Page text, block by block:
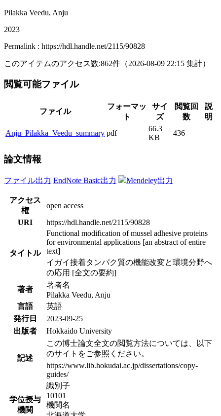
Pilakka Veedu, Anju
2023
Permalink : https://hdl.handle.net/2115/90828
このアイテムのアクセス数:862件 （2026-08-09 22:15 集計）
閲覧可能ファイル
ファイル
フォーマッ
ト
サイ
ズ
閲覧回
数
説
明
Anju_Pilakka_Veedu_summary pdf
66.3
KB
436
論文情報
ファイル出力 EndNote Basic出力 Mendeley出力
アクセス
権
open access
URI
https://hdl.handle.net/2115/90828
タイトル
Functional modification of mussel adhesive proteins
for environmental applications [an abstract of entire
text]
イガイ接着タンパク質の機能改変と環境分野へ
の応用 [全文の要約]
著者
著者名
Pilakka Veedu, Anju
言語
英語
発行日
2023-09-25
出版者
Hokkaido University
記述
この博士論文全文の閲覧方法については、以下
のサイトをご参照ください。
https://www.lib.hokudai.ac.jp/dissertations/copy-
guides/
学位授与
機関
識別子
10101
機関名